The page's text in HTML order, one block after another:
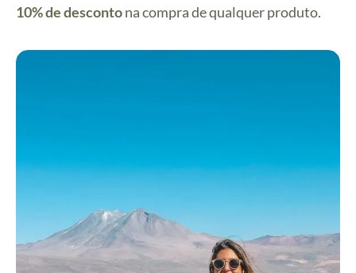
10% de descontona compra de qualquer produto.